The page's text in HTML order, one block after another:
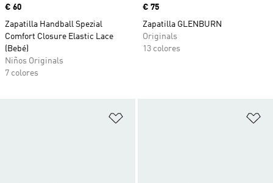
Precio
€ 60
Zapatilla Handball Spezial
Comfort Closure Elastic Lace
(Bebé)
Niños Originals
7 colores
Precio
€ 75
Zapatilla GLENBURN
Originals
13 colores